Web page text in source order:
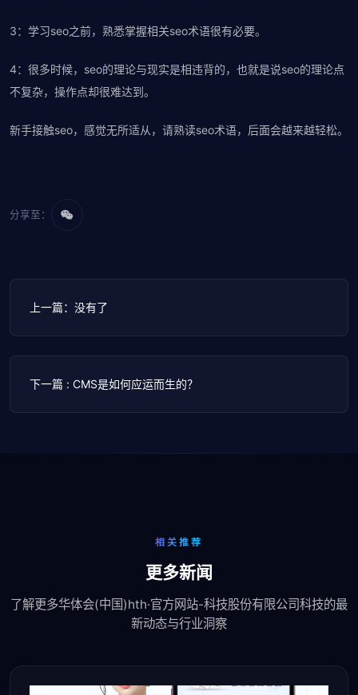
3：学习seo之前，熟悉掌握相关seo术语很有必要。
4：很多时候，seo的理论与现实是相违背的，也就是说seo的理论点
不复杂，操作点却很难达到。
新手接触seo，感觉无所适从，请熟读seo术语，后面会越来越轻松。
分享至：
上一篇：没有了
下一篇 : CMS是如何应运而生的？
相关推荐
更多新闻
了解更多华体会(中国)hth·官方网站-科技股份有限公司科技的最
新动态与行业洞察